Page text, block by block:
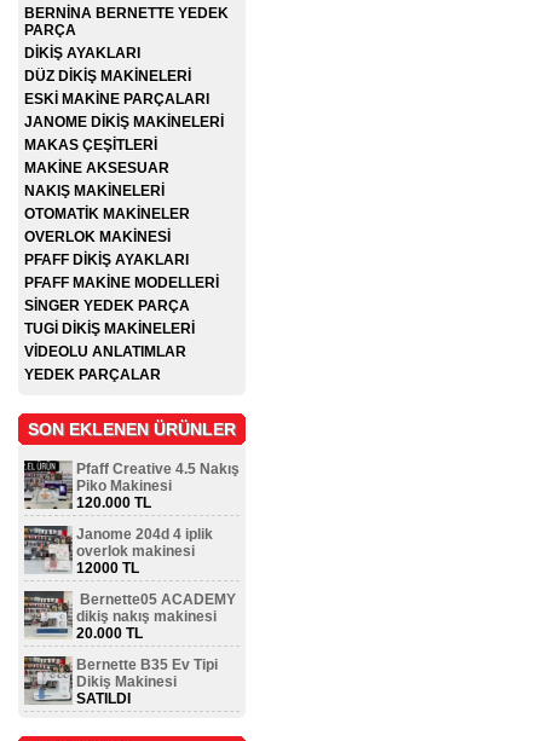
BERNİNA BERNETTE YEDEK
PARÇA
DİKİŞ AYAKLARI
DÜZ DİKİŞ MAKİNELERİ
ESKİ MAKİNE PARÇALARI
JANOME DİKİŞ MAKİNELERİ
MAKAS ÇEŞİTLERİ
MAKİNE AKSESUAR
NAKIŞ MAKİNELERİ
OTOMATİK MAKİNELER
OVERLOK MAKİNESİ
PFAFF DİKİŞ AYAKLARI
PFAFF MAKİNE MODELLERİ
SİNGER YEDEK PARÇA
TUGİ DİKİŞ MAKİNELERİ
VİDEOLU ANLATIMLAR
YEDEK PARÇALAR
SON EKLENEN ÜRÜNLER
Pfaff Creative 4.5 Nakış
Piko Makinesi
120.000 TL
Janome 204d 4 iplik
overlok makinesi
12000 TL
Bernette05 ACADEMY
dikiş nakış makinesi
20.000 TL
Bernette B35 Ev Tipi
Dikiş Makinesi
SATILDI